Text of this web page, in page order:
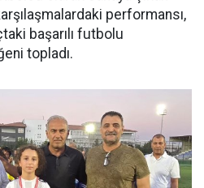
performansı,
başarılı futbolu
topladı.